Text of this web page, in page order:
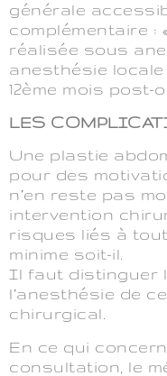
générale
complémentaire :
réalisée sous
anesthésie
12ème mois post-
LES
Une plastie
pour des
n’en reste pas
intervention
risques liés à
minime soit-il.
Il faut distinguer
l’anesthésie de
chirurgical.
En ce qui
consultation, le